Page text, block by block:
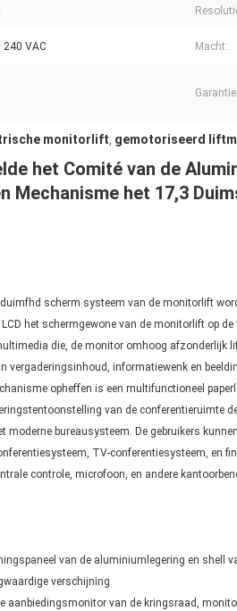
240 VAC Macht:
Garantie:
monitorlift, gemotoriseerd
het Comité van de
Mechanisme het 17,3
duimfhd scherm systeem van de monitorlift
het schermgewone van de monitorlift op
die, de monitor omhoog
vergaderingsinhoud, informatiewenk en
opheffen is een multifunctioneel
van de conferentieruimte
moderne bureausysteem. De gebruikers
TV-conferentiesysteem, en
controle, microfoon, en andere
van de aluminiumlegering en shell
verschijning
aanbiedingsmonitor van de kringsraad,